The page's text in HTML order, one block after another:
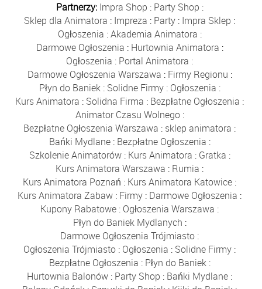
Partnerzy: Impra Shop : Party Shop :
Sklep dla Animatora : Impreza : Party : Impra Sklep :
Ogłoszenia :Akademia Animatora :
Darmowe Ogłoszenia : Hurtownia Animatora :
Ogłoszenia : Portal Animatora :
Darmowe Ogłoszenia Warszawa : Firmy Regionu :
Płyn do Baniek: Solidne Firmy: Ogłoszenia :
Kurs Animatora : Solidna Firma : Bezpłatne Ogłoszenia :
Animator Czasu Wolnego:
Bezpłatne Ogłoszenia Warszawa : sklep animatora :
Bańki Mydlane: Bezpłatne Ogłoszenia :
Szkolenie Animatorów: Kurs Animatora : Gratka :
Kurs Animatora Warszawa : Rumia :
Kurs Animatora Poznań : Kurs Animatora Katowice :
Kurs Animatora Zabaw : Firmy : Darmowe Ogłoszenia :
Kupony Rabatowe : Ogłoszenia Warszawa :
Płyn do Baniek Mydlanych :
Darmowe Ogłoszenia Trójmiasto :
Ogłoszenia Trójmiasto : Ogłoszenia : Solidne Firmy :
Bezpłatne Ogłoszenia : Płyn do Baniek:
Hurtownia Balonów : Party Shop : Bańki Mydlane :